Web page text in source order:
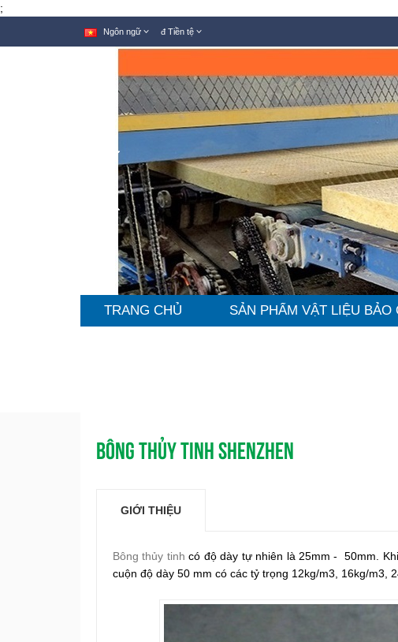
;
Ngôn ngữ đ Tiền tệ
TRANG CHỦ SẢN PHẨM VẬT LIỆU BẢO
BÔNG THỦY TINH SHENZHEN
GIỚI THIỆU
Bông thủy tinhcó độ dày tự nhiên là 25mm - 50mm.
cuộn độ dày 50 mm có các tỷ trọng 12kg/m3, 16kg/m3,